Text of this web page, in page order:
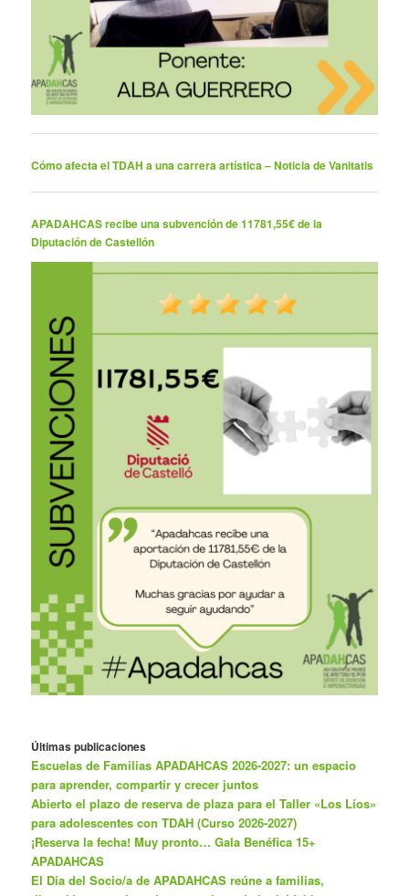
Cómo afecta el TDAH a una carrera artística – Noticia de Vanitatis
APADAHCAS recibe una subvención de 11781,55€ de la
Diputación de Castellón
Últimas publicaciones
Escuelas de Familias APADAHCAS 2026-2027: un espacio
para aprender, compartir y crecer juntos
Abierto el plazo de reserva de plaza para el Taller «Los Líos»
para adolescentes con TDAH (Curso 2026-2027)
¡Reserva la fecha! Muy pronto… Gala Benéfica 15+
APADAHCAS
El Día del Socio/a de APADAHCAS reúne a familias,